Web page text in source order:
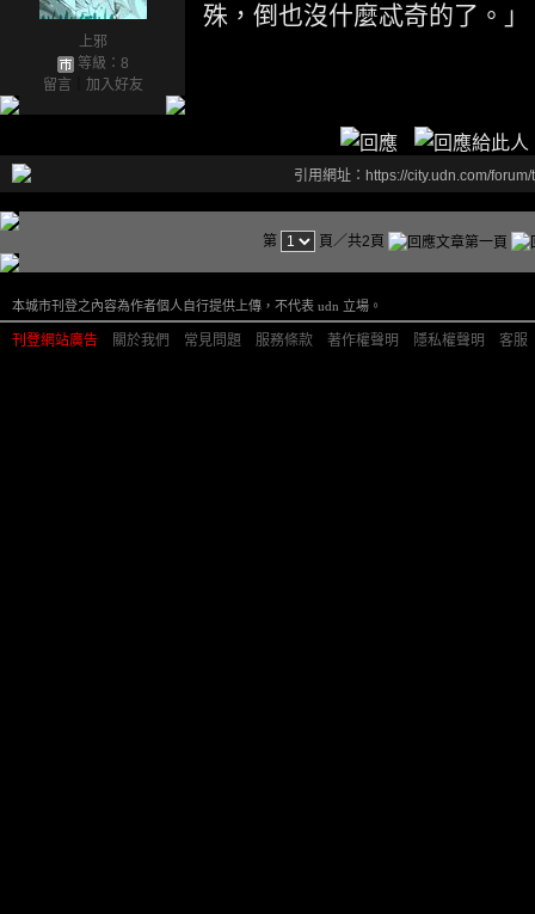
上邪
等級：8
留言
加入好友
殊，倒也沒什麼忒奇的了。」
引用網址：https://city.udn.com/
第 頁／共2頁
本城市刊登之內容為作者個人自行提供上傳，不代表 udn 立場。
刊登網站廣告 關於我們 常見問題 服務條款 著作權聲明 隱私權聲明 客服